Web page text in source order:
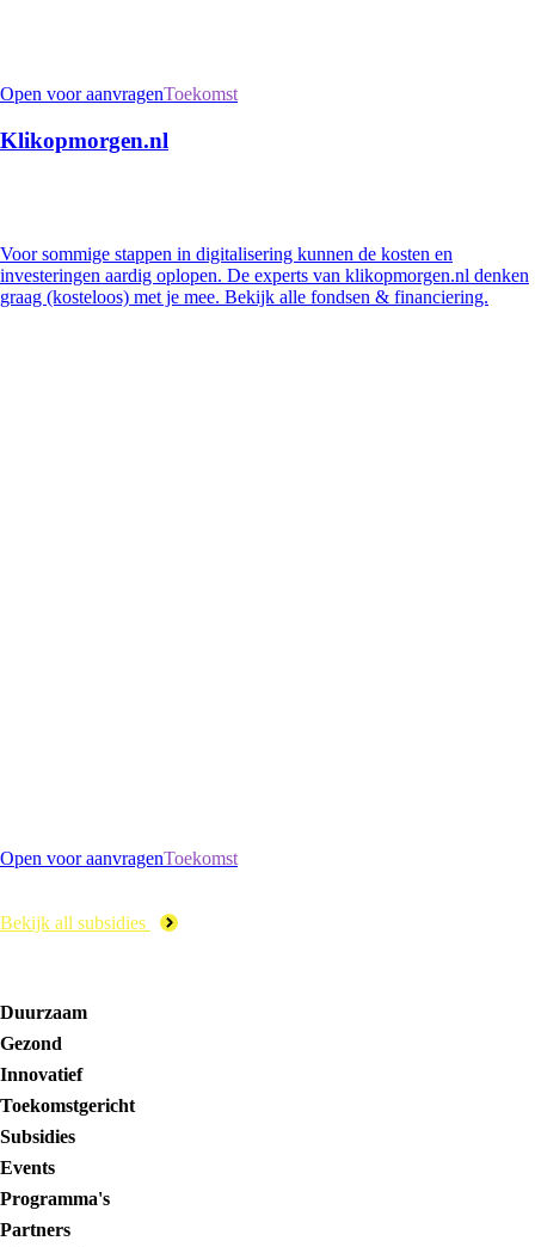
Open voor aanvragenToekomst
Klikopmorgen.nl
Voor sommige stappen in digitalisering kunnen de kosten en
investeringen aardig oplopen. De experts van klikopmorgen.nl denken
graag (kosteloos) met je mee. Bekijk alle fondsen & financiering.
Open voor aanvragenToekomst
Bekijk all subsidies
Duurzaam
Gezond
Innovatief
Toekomstgericht
Subsidies
Events
Programma's
Partners